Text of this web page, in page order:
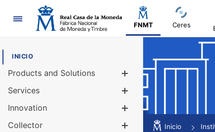
Navigation
FNMT Ceres
INICIO
Products and Solutions
Services
Innovation
Collector
Show/Hide
Inicio